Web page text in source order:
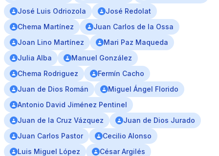
José Luis Odriozola
José Redolat
Chema Martínez
Juan Carlos de la Ossa
Joan Lino Martínez
Mari Paz Maqueda
Julia Alba
Manuel González
Chema Rodriguez
Fermín Cacho
Juan de Dios Román
Miguel Ángel Florido
Antonio David Jiménez Pentinel
Juan de la Cruz Vázquez
Juan de Dios Jurado
Juan Carlos Pastor
Cecilio Alonso
Luis Miguel López
César Argilés